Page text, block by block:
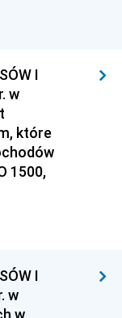
I
w
które
1500,
I
w